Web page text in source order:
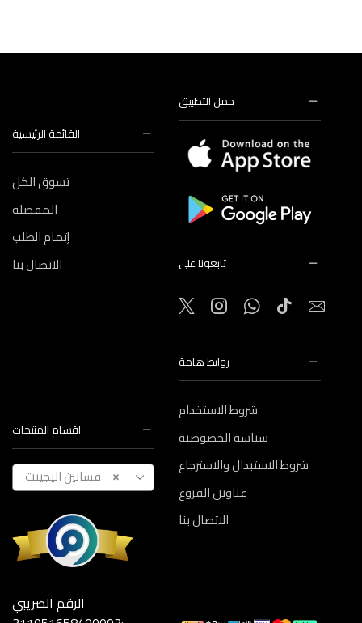
القائمة الرئيسية
تسوق الكل
المفضلة
إتمام الطلب
الاتصال بنا
حمل التطبيق
تابعونا على
اقسام المنتجات
× فساتين اليجينت
الرقم الضريبي
روابط هامة
شروط الاستخدام
سياسة الخصوصية
شروط الاستبدال والاسترجاع
عناوين الفروع
الاتصال بنا